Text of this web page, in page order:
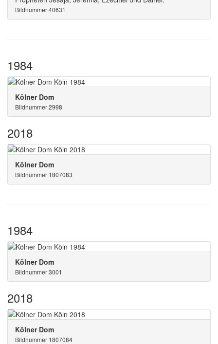
Bildnummer 40631
1984
Kölner Dom
Bildnummer 2998
2018
Kölner Dom
Bildnummer 1807083
1984
Kölner Dom
Bildnummer 3001
2018
Kölner Dom
Bildnummer 1807084